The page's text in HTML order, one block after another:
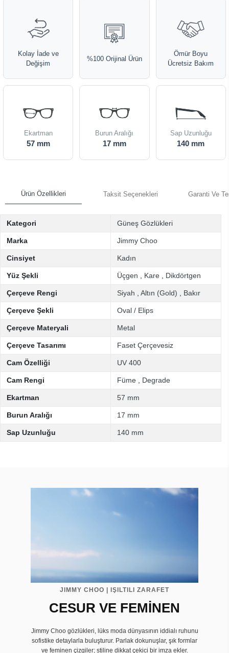
Kolay İade ve
Değişim
%100 Orijinal Ürün
Ömür Boyu
Ücretsiz Bakım
Ekartman
57 mm
Burun Aralığı
17 mm
Sap Uzunluğu
140 mm
Ürün Özellikleri Taksit Seçenekleri Garanti Ve
Kategori Güneş Gözlükleri
Marka Jimmy Choo
Cinsiyet Kadın
Yüz Şekli Üçgen Kare Dikdörtgen
Çerçeve Rengi Siyah Altın (Gold) Bakır
Çerçeve Şekli Oval / Elips
Çerçeve Materyali Metal
Çerçeve Tasarımı Faset Çerçevesiz
Cam Özelliği UV 400
Cam Rengi Füme Degrade
Ekartman 57 mm
Burun Aralığı 17 mm
Sap Uzunluğu 140 mm
JIMMY CHOO | IŞILTILI ZARAFET
CESUR VE FEMİNEN
Jimmy Choo gözlükleri, lüks moda dünyasının iddialı ruhunu
sofistike detaylarla buluşturur. Parlak dokunuşlar, şık formlar
ve feminen çizgiler; stiline dikkat çekici bir imza ekler.